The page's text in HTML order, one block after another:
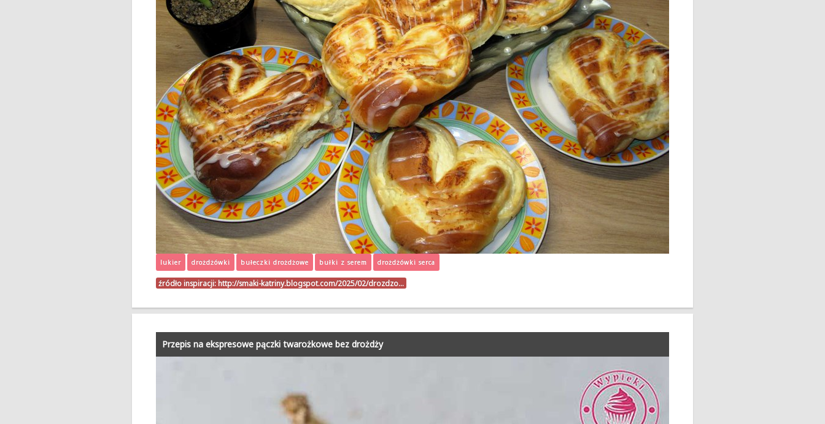
lukier drożdżówki bułeczki drożdżowe bułki z serem drożdżówki serca
źródło inspiracji: http://smaki-katriny.blogspot.com/2025/02/drozdzo…
Przepis na ekspresowe pączki twarożkowe bez drożdży